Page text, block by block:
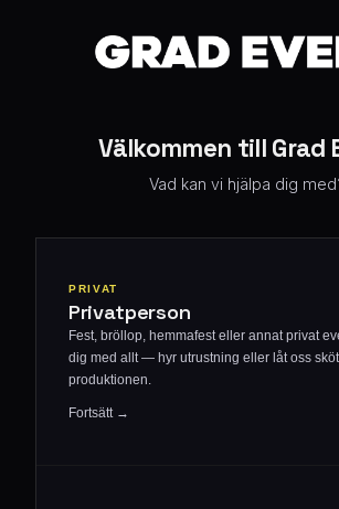
Välkommen till Grad
Vad kan vi hjälpa dig
PRIVAT
Privatperson
Fest, bröllop, hemmafest eller annat privat
dig med allt — hyr utrustning eller låt oss
produktionen.
Fortsätt →